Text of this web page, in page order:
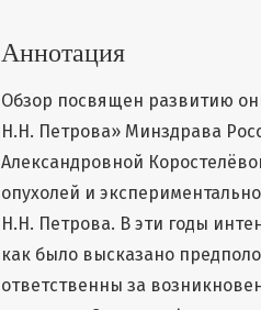
Аннотация
Обзор посвящен развитию
Н.Н. Петрова» Минздрава
Александровной
опухолей и
Н.Н. Петрова. В эти годы
как было высказано
ответственны за